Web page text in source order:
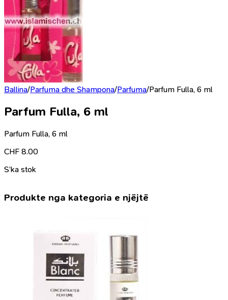
Ballina/Parfuma dhe Shampona/Parfuma/Parfum Fulla, 6 ml
Parfum Fulla, 6 ml
Parfum Fulla, 6 ml
CHF 8.00
S’ka stok
Produkte nga kategoria e njëjtë